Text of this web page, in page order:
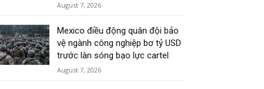
August 7, 2026
Mexico điều động quân đội bảo
vệ ngành công nghiệp bơ tỷ USD
trước làn sóng bạo lực cartel
August 7, 2026